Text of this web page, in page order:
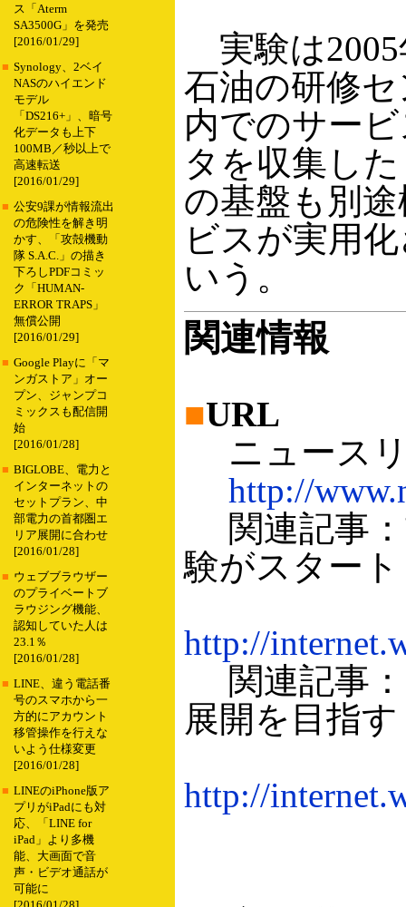
ス「Aterm
SA3500G」を発売
[2016/01/29]
■ Synology、2ベイ
NASのハイエンド
モデル
「DS216+」、暗号
化データも上下
100MB／秒以上で
高速転送
[2016/01/29]
■ 公安9課が情報流出
の危険性を解き明
かす、「攻殻機動
隊 S.A.C.」の描き
下ろしPDFコミッ
ク「HUMAN-
ERROR TRAPS」
無償公開
[2016/01/29]
■ Google Playに「マ
ンガストア」オー
プン、ジャンプコ
ミックスも配信開
始
[2016/01/28]
■ BIGLOBE、電力と
インターネットの
セットプラン、中
部電力の首都圏エ
リア展開に合わせ
[2016/01/28]
■ ウェブブラウザー
のプライベートブ
ラウジング機能、
認知していた人は
23.1％
[2016/01/28]
■ LINE、違う電話番
号のスマホから一
方的にアカウント
移管操作を行えな
いよう仕様変更
[2016/01/28]
■ LINEのiPhone版ア
プリがiPadにも対
応、「LINE for
iPad」より多機
能、大画面で音
声・ビデオ通話が
可能に
実験は2005
石油の研修
内でのサー
タを収集し
の基盤も別
ビスが実用
いう。
関連情報
■URL
ニュース
http://
関連記事：
験がスタート
http://
関連記事：
展開を目指す
http://